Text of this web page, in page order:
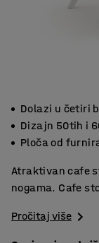
Dolazi u četiri
Dizajn 50tih i
Ploča od
Atraktivan cafe
nogama. Cafe
Pročitaj više